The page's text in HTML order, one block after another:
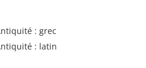
: grec
: latin